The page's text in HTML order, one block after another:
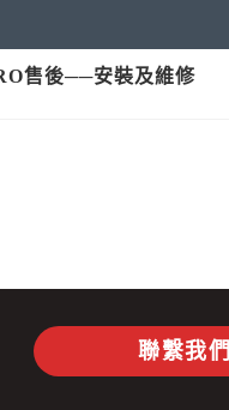
售後──安裝及維修
聯繫我們